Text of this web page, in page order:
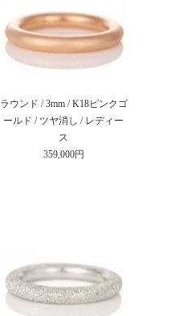
ラウンド / 3mm / K18ピンクゴ
ールド / ツヤ消し / レディー
ス
359,000円